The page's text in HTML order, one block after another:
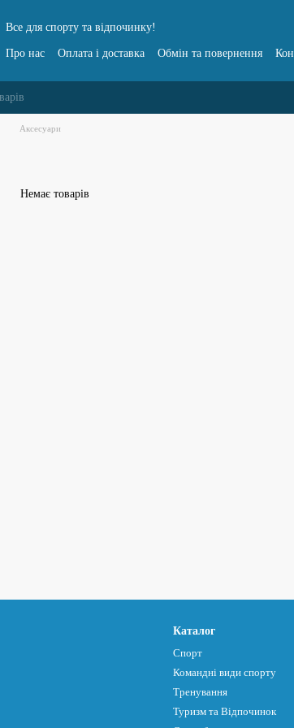
Все для спорту та відпочинку!
Про нас Оплата і доставка Обмін та повернення
Аксесуари
Немає товарів
Каталог
Спорт
Командні види спорту
Тренування
Туризм та Відпочинок